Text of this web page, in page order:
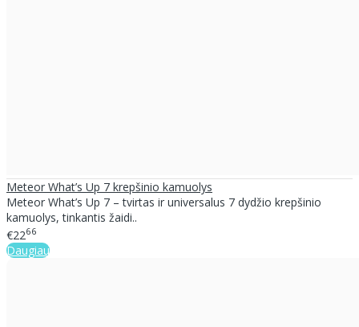
Meteor What’s Up 7 krepšinio kamuolys
Meteor What’s Up 7 – tvirtas ir universalus 7 dydžio krepšinio
kamuolys, tinkantis žaidi..
€2266
Daugiau